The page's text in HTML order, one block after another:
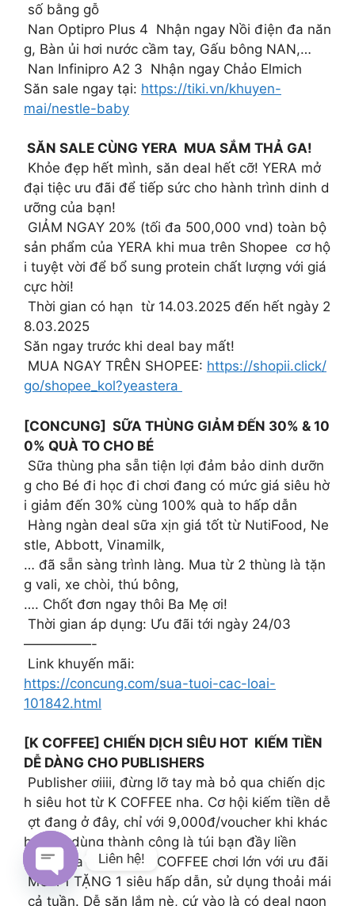
số bằng gỗ
Nan Optipro Plus 4 Nhận ngay Nồi điện đa năn
g, Bàn ủi hơi nước cầm tay, Gấu bông NAN,…
Nan Infinipro A2 3 Nhận ngay Chảo Elmich
Săn sale ngay tại: https://tiki.vn/khuyen-
mai/nestle-baby
SĂN SALE CÙNG YERA MUA SẮM THẢ GA!
Khỏe đẹp hết mình, săn deal hết cỡ! YERA mở
đại tiệc ưu đãi để tiếp sức cho hành trình dinh d
ưỡng của bạn!
GIẢM NGAY 20% (tối đa 500,000 vnd) toàn bộ
sản phẩm của YERA khi mua trên Shopee cơ hộ
i tuyệt vời để bổ sung protein chất lượng với giá
cực hời!
Thời gian có hạn từ 14.03.2025 đến hết ngày 2
8.03.2025
Săn ngay trước khi deal bay mất!
MUA NGAY TRÊN SHOPEE: https://shopii.click/
go/shopee_kol?yeastera
[CONCUNG] SỮA THÙNG GIẢM ĐẾN 30% & 10
0% QUÀ TO CHO BÉ
Sữa thùng pha sẵn tiện lợi đảm bảo dinh dưỡn
g cho Bé đi học đi chơi đang có mức giá siêu hờ
i giảm đến 30% cùng 100% quà to hấp dẫn
Hàng ngàn deal sữa xịn giá tốt từ NutiFood, Ne
stle, Abbott, Vinamilk,
… đã sẵn sàng trình làng. Mua từ 2 thùng là tặn
g vali, xe chòi, thú bông,
…. Chốt đơn ngay thôi Ba Mẹ ơi!
Thời gian áp dụng: Ưu đãi tới ngày 24/03
—————-
Link khuyến mãi:
https://concung.com/sua-tuoi-cac-loai-
101842.html
[K COFFEE] CHIẾN DỊCH SIÊU HOT KIẾM TIỀN
DỄ DÀNG CHO PUBLISHERS
Publisher ơiiii, đừng lỡ tay mà bỏ qua chiến dịc
h siêu hot từ K COFFEE nha. Cơ hội kiếm tiền dễ
ợt đang ở đây, chỉ với 9,000đ/voucher khi khác
h hàng dùng thành công là túi bạn đầy liền
Mà chưa hết đâu, K COFFEE chơi lớn với ưu đãi
MUA 1 TẶNG 1 siêu hấp dẫn, sử dụng thoải mái
cả tuần. Dễ săn lắm nè, cứ vào là có deal ngon
Liên hệ!
Open chaty